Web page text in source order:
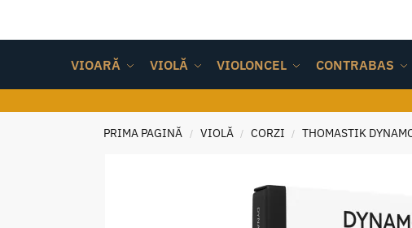
VIOARĂ VIOLĂ VIOLONCEL CONTRABAS
PRIMA PAGINĂ / VIOLĂ / CORZI / THOMASTIK